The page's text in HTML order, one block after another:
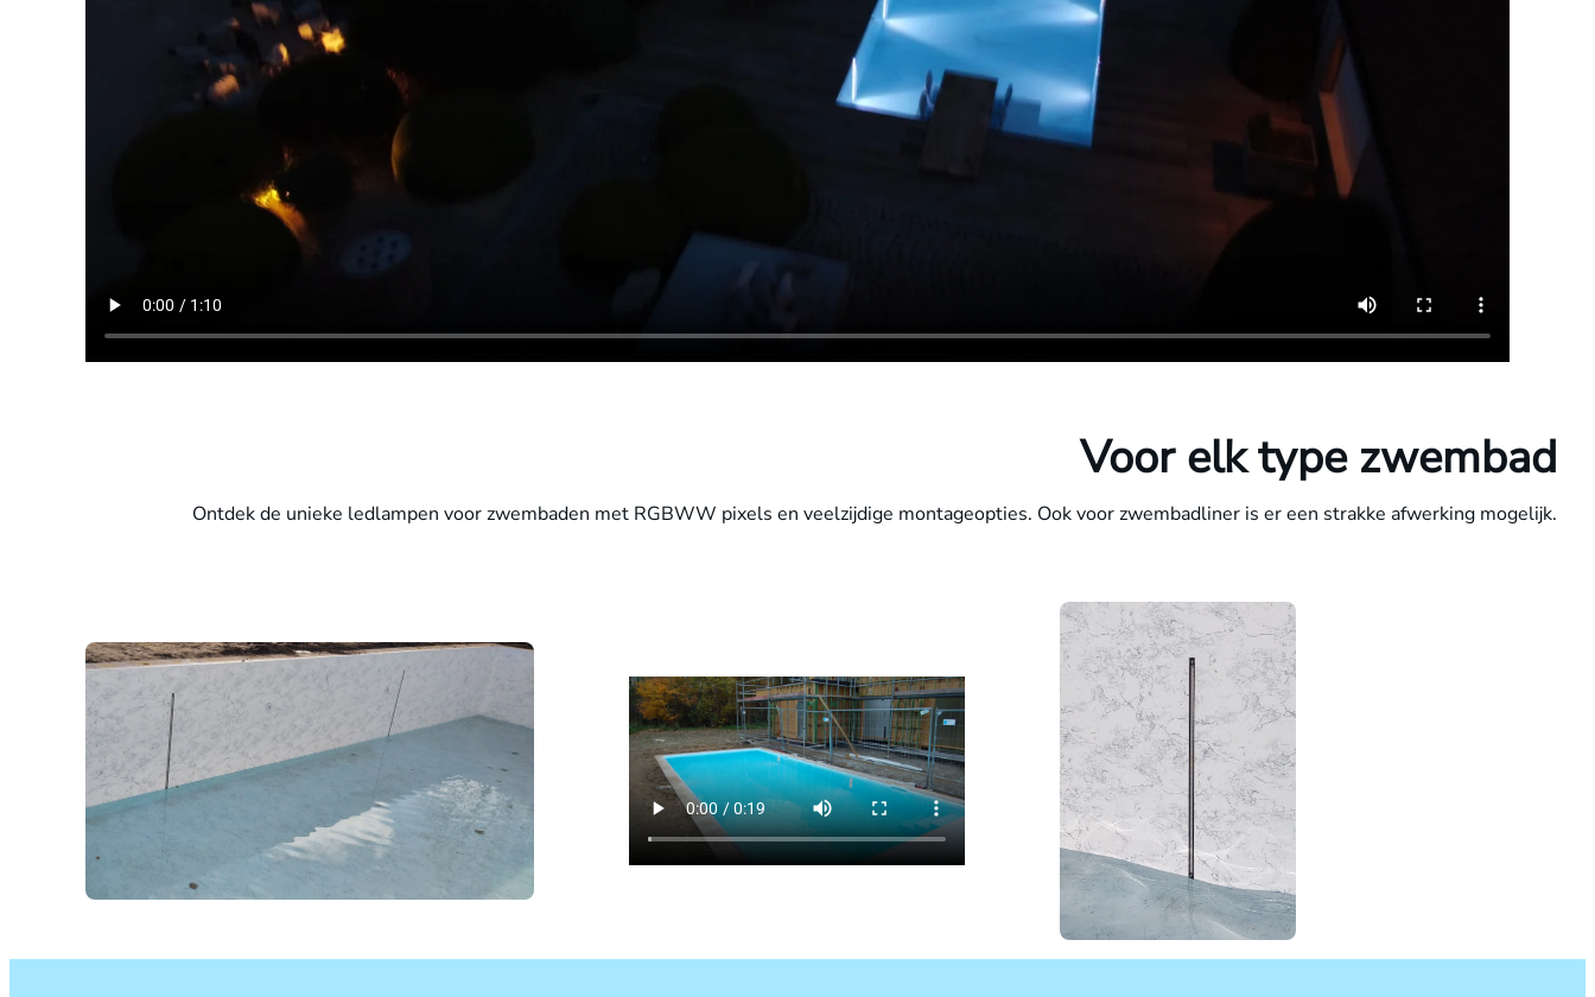
Voor elk type zwembad
Ontdek de unieke ledlampen voor zwembaden met RGBWW pixels en veelzijdige montageopties. Ook voor zwembadliner is er een strakke afwerking mogelijk.